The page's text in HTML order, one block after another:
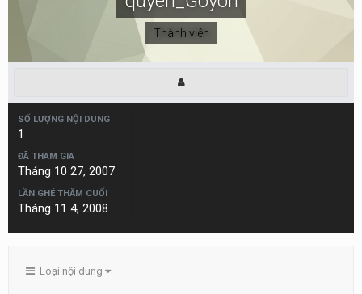
Thành viên
SỐ LƯỢNG NỘI DUNG
1
ĐÃ THAM GIA
Tháng 10 27, 2007
LẦN GHÉ THĂM CUỐI
Tháng 11 4, 2008
Loại nội dung